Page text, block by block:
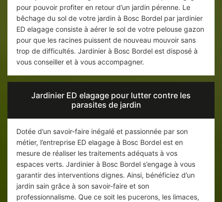
pour pouvoir profiter en retour d’un jardin pérenne. Le
bêchage du sol de votre jardin à Bosc Bordel par jardinier
ED elagage consiste à aérer le sol de votre pelouse gazon
pour que les racines puissent de nouveau mouvoir sans
trop de difficultés. Jardinier à Bosc Bordel est disposé à
vous conseiller et à vous accompagner.
Jardinier ED elagage pour lutter contre les
parasites de jardin
Dotée d’un savoir-faire inégalé et passionnée par son
métier, l’entreprise ED elagage à Bosc Bordel est en
mesure de réaliser les traitements adéquats à vos
espaces verts. Jardinier à Bosc Bordel s’engage à vous
garantir des interventions dignes. Ainsi, bénéficiez d’un
jardin sain grâce à son savoir-faire et son
professionnalisme. Que ce soit les pucerons, les limaces,